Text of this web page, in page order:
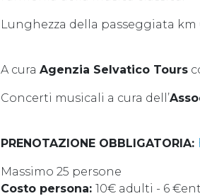
Lunghezza della passeggiata
A cura Agenzia Selvatico Tours
Concerti musicali a cura dell’
PRENOTAZIONE OBBLIGATORIA:
Massimo 25 persone
Costo persona: 10€ adulti - 6